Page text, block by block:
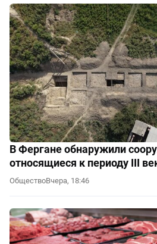
В Фергане обнаружили
относящиеся к периоду III
ОбществоВчера, 18:46